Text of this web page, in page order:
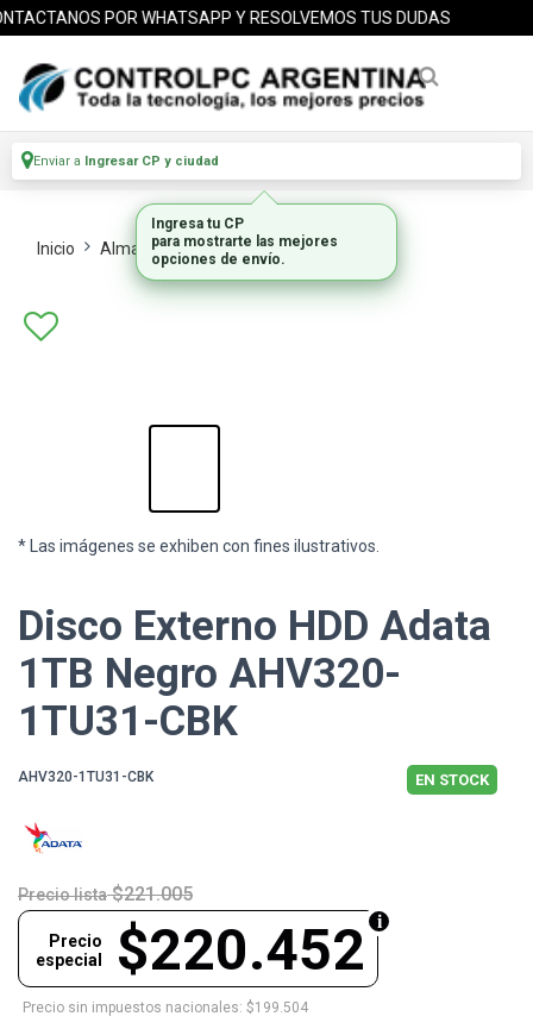
POR WHATSAPP Y RESOLVEMOS TUS DUDAS
Enviar a Ingresar CP y ciudad
Inicio Almacenamiento Hdd Externos
* Las imágenes se exhiben con fines ilustrativos.
Disco Externo HDD Adata
1TB Negro AHV320-
1TU31-CBK
AHV320-1TU31-CBK EN STOCK
Precio lista $221.005
$220.452
Precio
especial
Precio sin impuestos nacionales: $199.504
Ingresa tu CP
para mostrarte las mejores
opciones de envío.